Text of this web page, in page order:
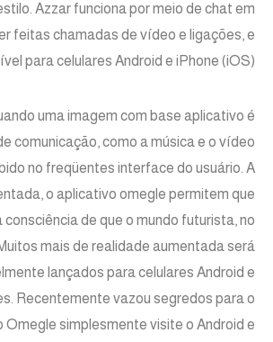
Azzar funciona por meio de chat em
feitas chamadas de vídeo e ligações, e
para celulares Android e iPhone (iOS).
uma imagem com base aplicativo é
comunicação, como a música e o vídeo
no freqüentes interface do usuário. A
o aplicativo omegle permitem que
consciência de que o mundo futurista, no
mais de realidade aumentada será
lançados para celulares Android e
Recentemente vazou segredos para o
Omegle simplesmente visite o Android e